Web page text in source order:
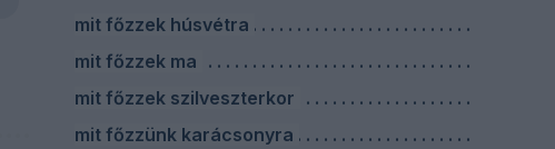
mit főzzek húsvétra
mit főzzek ma
mit főzzek szilveszterkor
mit főzzünk karácsonyra